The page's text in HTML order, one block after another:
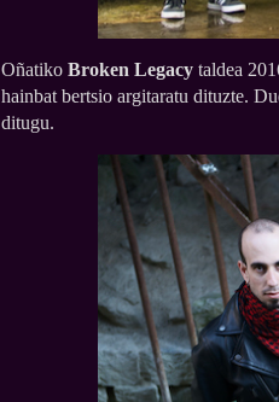
Oñatiko Broken Legacy taldea
hainbat bertsio argitaratu dituzte.
ditugu.